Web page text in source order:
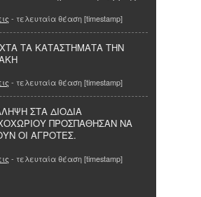
- τελευταία θέαση [timestamp]
ΤΑ ΚΑΤΑΣΤΗΜΑΤΑ ΤΗΝ
- τελευταία θέαση [timestamp]
ΣΤΑ ΔΙΟΔΙΑ
ΠΡΟΣΠΑΘΗΣΑΝ ΝΑ
ΟΙ ΑΓΡΟΤΕΣ.
- τελευταία θέαση [timestamp]